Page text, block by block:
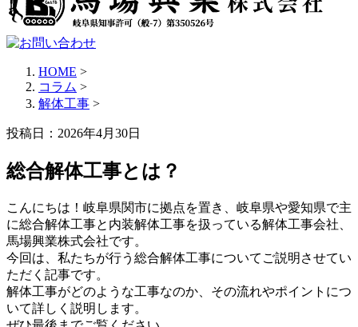
HOME >
コラム >
解体工事 >
投稿日：2026年4月30日
総合解体工事とは？
こんにちは！岐阜県関市に拠点を置き、岐阜県や愛知県で主
に総合解体工事と内装解体工事を扱っている解体工事会社、
馬場興業株式会社です。
今回は、私たちが行う総合解体工事についてご説明させてい
ただく記事です。
解体工事がどのような工事なのか、その流れやポイントにつ
いて詳しく説明します。